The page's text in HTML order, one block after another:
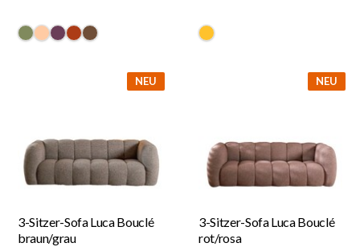
#808a5d
#ffcba4
#6a3d58
#ac3c17
#6f4e37 #ffc22c
3-Sitzer-Sofa Luca Bouclé
braun/grau
NEU
3-Sitzer-Sofa Luca Bouclé
rot/rosa
NEU